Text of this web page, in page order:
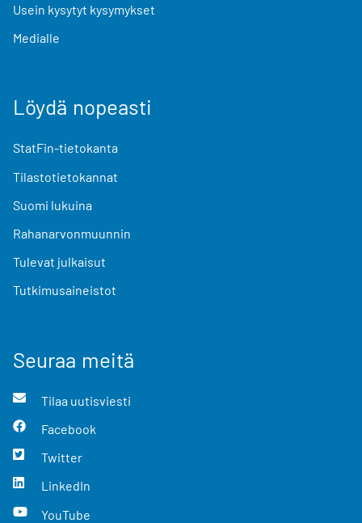
Usein kysytyt kysymykset
Medialle
Löydä nopeasti
StatFin-tietokanta
Tilastotietokannat
Suomi lukuina
Rahanarvonmuunnin
Tulevat julkaisut
Tutkimusaineistot
Seuraa meitä
Tilaa uutisviesti
Facebook
Twitter
LinkedIn
YouTube